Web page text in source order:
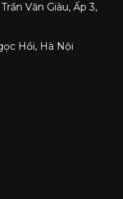
Văn Giàu, Ấp 3,
Hồi, Hà Nội